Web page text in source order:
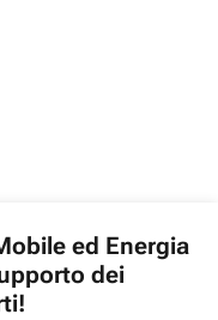
ed Energia
dei